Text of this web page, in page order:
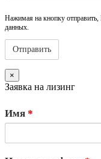
Нажимая на кнопку отправить,
данных.
×
Заявка на лизинг
Имя *